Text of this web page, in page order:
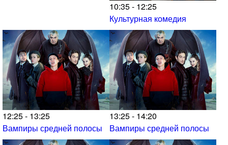
10:35 - 12:25
Культурная комедия
12:25 - 13:25
Вампиры средней полосы
13:25 - 14:20
Вампиры средней полосы